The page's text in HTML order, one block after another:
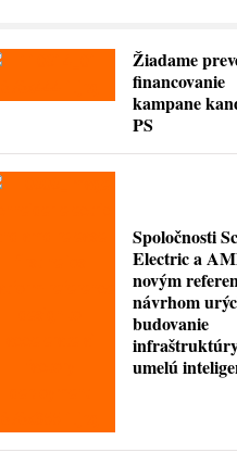
Žiadame
financovanie
kampane
PS
Spoločnosti
Electric a
novým
návrhom
budovanie
umelú